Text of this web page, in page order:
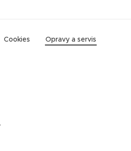
Cookies Opravy a servis